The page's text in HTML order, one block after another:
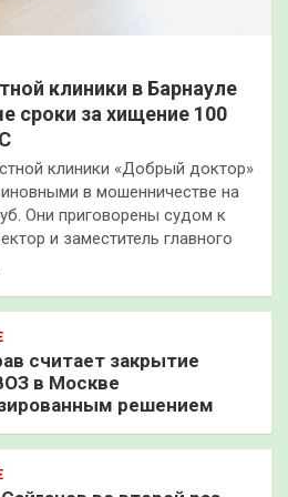
клиники в Барнауле
сроки за хищение 100
клиники «Добрый доктор»
в мошенничестве на
Они приговорены судом к
и заместитель главного
считает закрытие
в Москве
решением